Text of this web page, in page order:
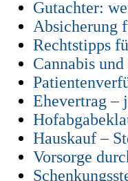
Gutachter:
Absicherung
Rechtstipps
Cannabis
Ehevertrag –
Hauskauf –
Vorsorge